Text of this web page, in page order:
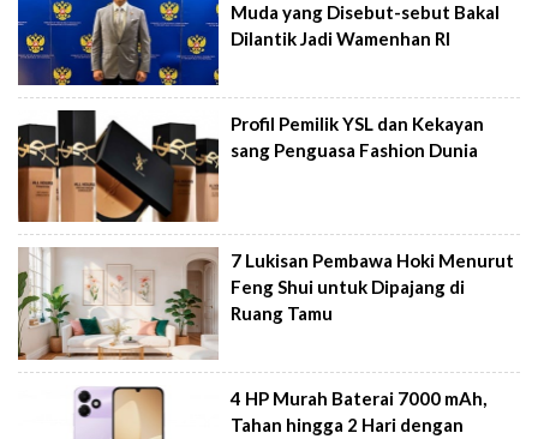
Muda yang Disebut-sebut Bakal
Dilantik Jadi Wamenhan RI
Profil Pemilik YSL dan Kekayan
sang Penguasa Fashion Dunia
7 Lukisan Pembawa Hoki Menurut
Feng Shui untuk Dipajang di
Ruang Tamu
4 HP Murah Baterai 7000 mAh,
Tahan hingga 2 Hari dengan